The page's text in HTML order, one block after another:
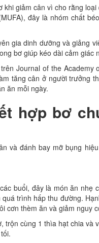
giảm cân vì cho rằng
đây là nhóm chất
gia dinh dưỡng và giảng
bơ giúp kéo dài cảm
Journal of the
tăng cân ở người trưởng
ăn mỗi ngày.
hợp bơ
và đánh bay mỡ bụng
buổi, đây là món ăn
trình hấp thu đường.
cơn thèm ăn và giảm nguy
trộn cùng 1 thìa hạt chia